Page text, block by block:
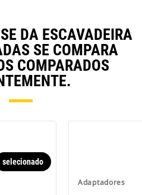
DA ESCAVADEIRA
SE COMPARA
COMPARADOS
selecionado
Adaptadores